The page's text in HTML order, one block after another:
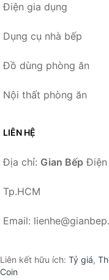
Điện gia dụng
Dụng cụ nhà bếp
Đồ dùng phòng ăn
Nội thất phòng ăn
LIÊN HỆ
Địa chỉ: Gian Bếp Điện
Tp.HCM
Email:
Liên kết hữu ích: Tỷ giá,
Coin